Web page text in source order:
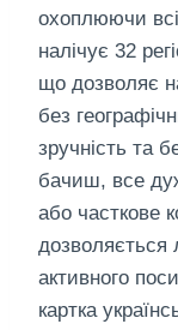
охоплюючи
налічує 32
що дозволяє
без
зручність та
бачиш, все
або часткове
активного
картка